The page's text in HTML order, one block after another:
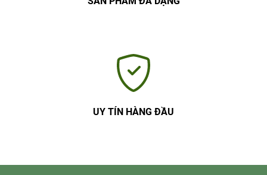
UY TÍN HÀNG ĐẦU